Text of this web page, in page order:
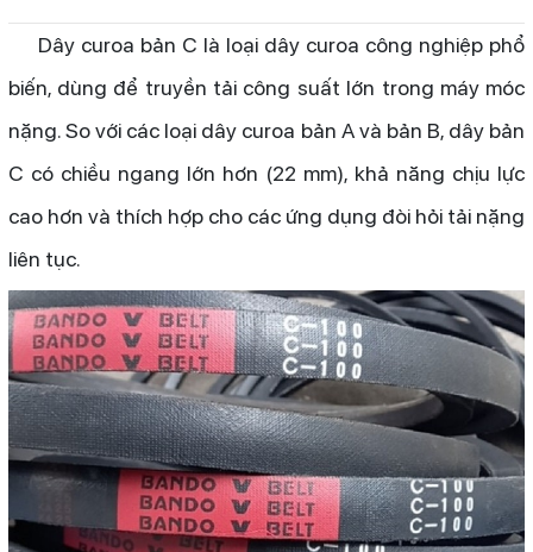
Dây curoa bản C là loại dây curoa công nghiệp phổ
biến, dùng để truyền tải công suất lớn trong máy móc
nặng. So với các loại dây curoa bản A và bản B, dây bản
C có chiều ngang lớn hơn (22 mm), khả năng chịu lực
cao hơn và thích hợp cho các ứng dụng đòi hỏi tải nặng
liên tục.